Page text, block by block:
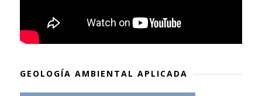
GEOLOGÍA AMBIENTAL APLICADA